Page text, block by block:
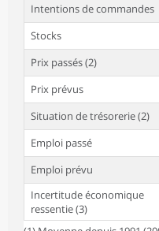
Intentions de commandes
Stocks
Prix passés (2)
Prix prévus
Situation de trésorerie (2)
Emploi passé
Emploi prévu
Incertitude économique
ressentie (3)